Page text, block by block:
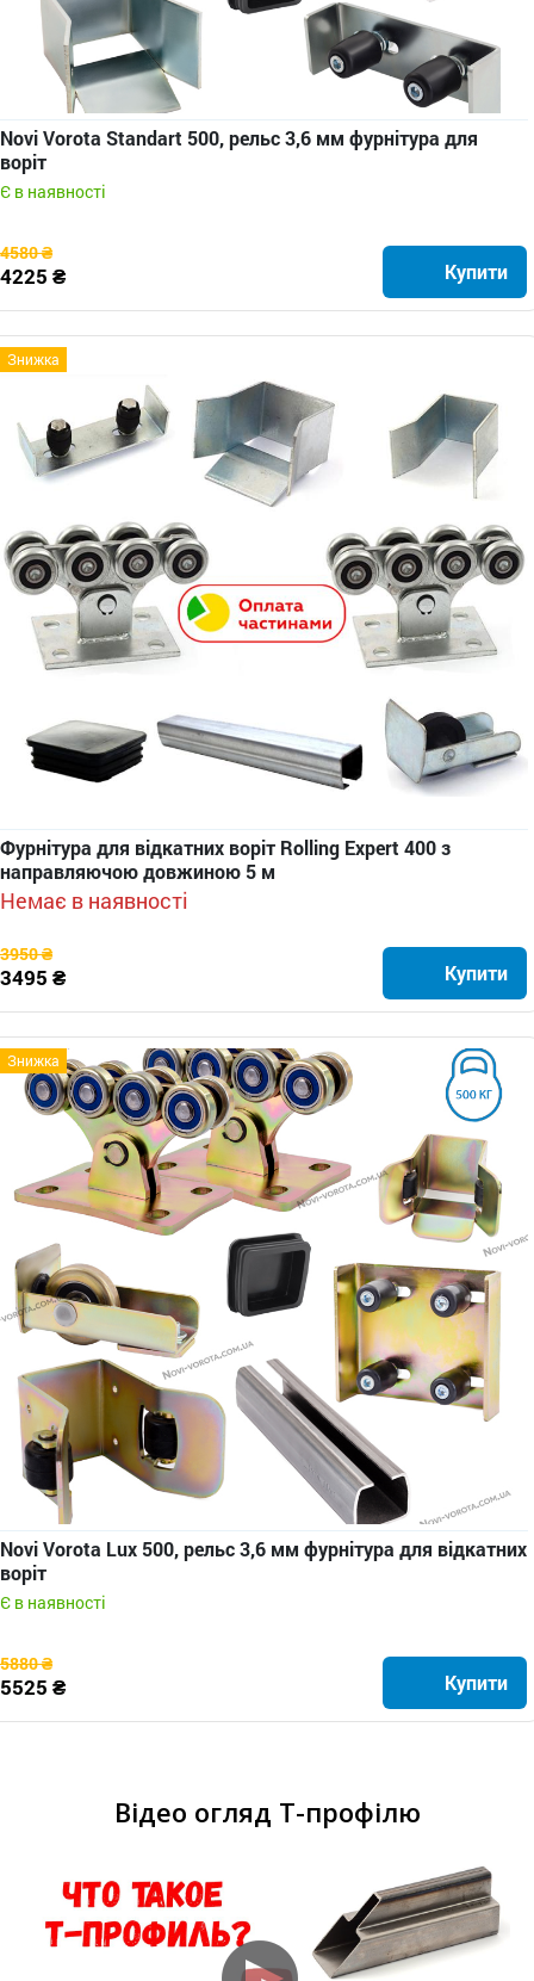
Novi Vorota Standart 500, рельс 3,6 мм фурнітура для
воріт
Є в наявності
4580 ₴
4225 ₴ Купити
Знижка
Фурнітура для відкатних воріт Rolling Expert 400 з
направляючою довжиною 5 м
Немає в наявності
3950 ₴
3495 ₴ Купити
Знижка
Novi Vorota Lux 500, рельс 3,6 мм фурнітура для відкатних
воріт
Є в наявності
5880 ₴
5525 ₴ Купити
Відео огляд Т-профілю